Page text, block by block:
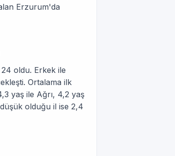
Erzurum'da
24 oldu. Erkek ile
Ortalama ilk
yaş ile Ağrı, 4,2 yaş
olduğu il ise 2,4